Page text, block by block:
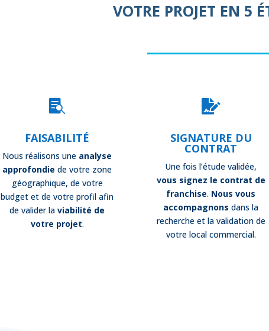
VOTRE PROJET EN 5

FAISABILITÉ
Nous réalisons une analyse
approfondie de votre zone
géographique, de votre
budget et de votre profil afin
de valider laviabilité de
votre projet.

SIGNATURE DU
CONTRAT
Une fois l’étude validée,
vous signez le contrat de
franchise. Nous vous
accompagnons dans la
recherche et la validation de
votre local commercial.